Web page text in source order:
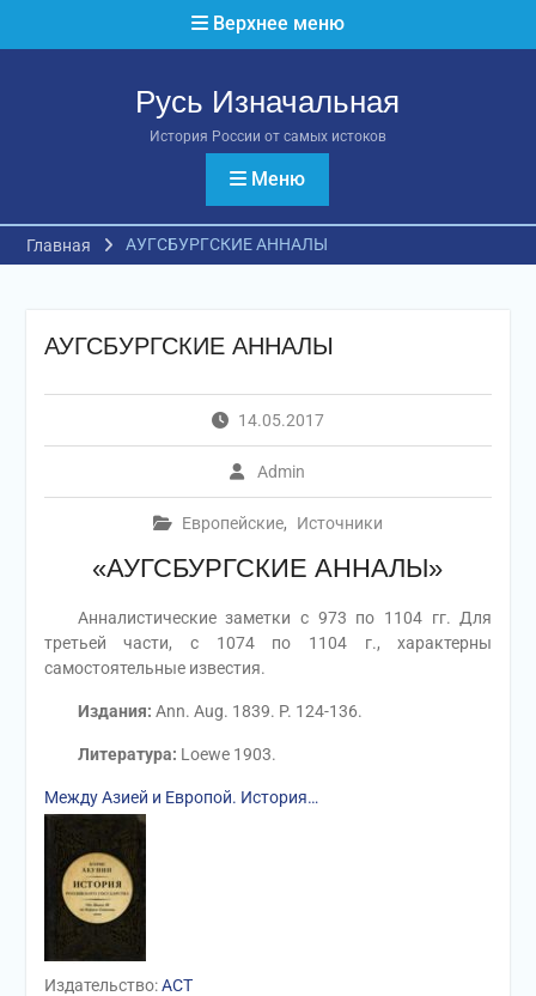
Верхнее меню
Русь Изначальная
История России от самых истоков
Меню
Главная АУГСБУРГСКИЕ АННАЛЫ
АУГСБУРГСКИЕ АННАЛЫ
14.05.2017
Admin
Европейские, Источники
«АУГСБУРГСКИЕ АННАЛЫ»
Анналистические заметки с 973 по 1104 гг. Для
третьей части, с 1074 по 1104 г., характерны
самостоятельные известия.
Издания: Ann. Aug. 1839. P. 124-136.
Литература: Loewe 1903.
Между Азией и Европой. История…
Издательство:АСТ